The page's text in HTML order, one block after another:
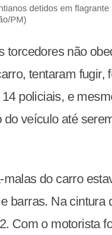
detidos em
PM)
torcedores não
tentaram fugir,
policiais, e
do veículo até
malas do carro
barras. Na cintura
Com o motorista